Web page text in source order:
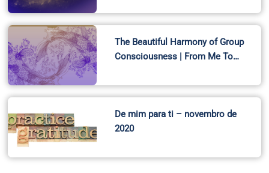
The Beautiful Harmony of Group
Consciousness | From Me To…
De mim para ti – novembro de
2020